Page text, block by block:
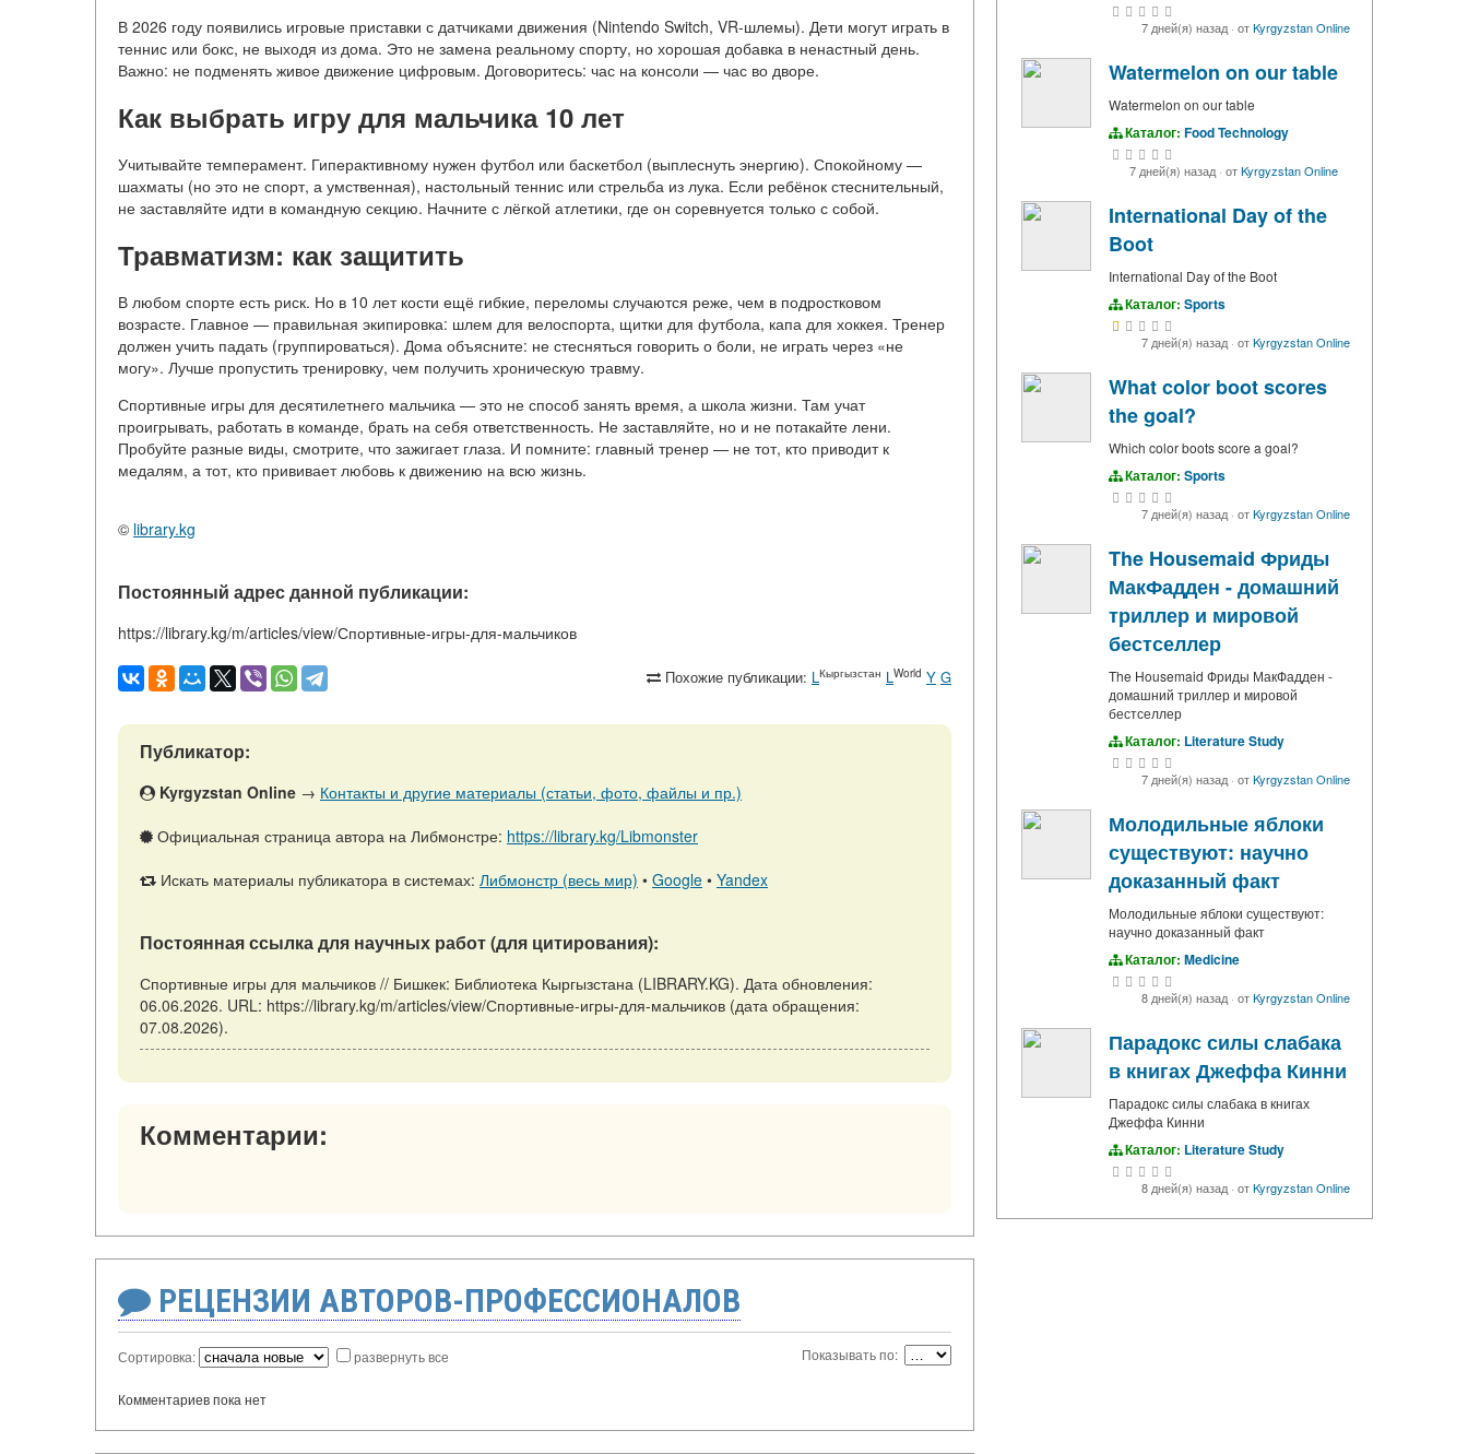
В 2026 году появились игровые приставки с датчиками движения (Nintendo Switch, VR-шлемы). Дети могут играть в
теннис или бокс, не выходя из дома. Это не замена реальному спорту, но хорошая добавка в ненастный день.
Важно: не подменять живое движение цифровым. Договоритесь: час на консоли — час во дворе.
Как выбрать игру для мальчика 10 лет
Учитывайте темперамент. Гиперактивному нужен футбол или баскетбол (выплеснуть энергию). Спокойному —
шахматы (но это не спорт, а умственная), настольный теннис или стрельба из лука. Если ребёнок стеснительный,
не заставляйте идти в командную секцию. Начните с лёгкой атлетики, где он соревнуется только с собой.
Травматизм: как защитить
В любом спорте есть риск. Но в 10 лет кости ещё гибкие, переломы случаются реже, чем в подростковом
возрасте. Главное — правильная экипировка: шлем для велоспорта, щитки для футбола, капа для хоккея. Тренер
должен учить падать (группироваться). Дома объясните: не стесняться говорить о боли, не играть через «не
могу». Лучше пропустить тренировку, чем получить хроническую травму.
Спортивные игры для десятилетнего мальчика — это не способ занять время, а школа жизни. Там учат
проигрывать, работать в команде, брать на себя ответственность. Не заставляйте, но и не потакайте лени.
Пробуйте разные виды, смотрите, что зажигает глаза. И помните: главный тренер — не тот, кто приводит к
медалям, а тот, кто прививает любовь к движению на всю жизнь.
© library.kg
Постоянный адрес данной публикации:
https://library.kg/m/articles/view/Спортивные-игры-для-мальчиков
Похожие публикации: LКыргызстан LWorld Y G
Публикатор:
Kyrgyzstan Online → Контакты и другие материалы (статьи, фото, файлы и пр.)
Официальная страница автора на Либмонстре: https://library.kg/Libmonster
Искать материалы публикатора в системах: Либмонстр (весь мир) • Google • Yandex
Постоянная ссылка для научных работ (для цитирования):
Спортивные игры для мальчиков // Бишкек: Библиотека Кыргызстана (LIBRARY.KG). Дата обновления:
06.06.2026. URL: https://library.kg/m/articles/view/Спортивные-игры-для-мальчиков (дата обращения:
07.08.2026).
Комментарии:
РЕЦЕНЗИИ АВТОРОВ-ПРОФЕССИОНАЛОВ
Сортировка: развернуть все Показывать по:
Комментариев пока нет
7 дней(я) назад · отKyrgyzstan Online
Watermelon on our table
Watermelon on our table
Каталог: Food Technology
7 дней(я) назад · отKyrgyzstan Online
International Day of the
Boot
International Day of the Boot
Каталог: Sports
7 дней(я) назад · отKyrgyzstan Online
What color boot scores
the goal?
Which color boots score a goal?
Каталог: Sports
7 дней(я) назад · отKyrgyzstan Online
The Housemaid Фриды
МакФадден - домашний
триллер и мировой
бестселлер
The Housemaid Фриды МакФадден -
домашний триллер и мировой
бестселлер
Каталог: Literature Study
7 дней(я) назад · отKyrgyzstan Online
Молодильные яблоки
существуют: научно
доказанный факт
Молодильные яблоки существуют:
научно доказанный факт
Каталог: Medicine
8 дней(я) назад · отKyrgyzstan Online
Парадокс силы слабака
в книгах Джеффа Кинни
Парадокс силы слабака в книгах
Джеффа Кинни
Каталог: Literature Study
8 дней(я) назад · отKyrgyzstan Online